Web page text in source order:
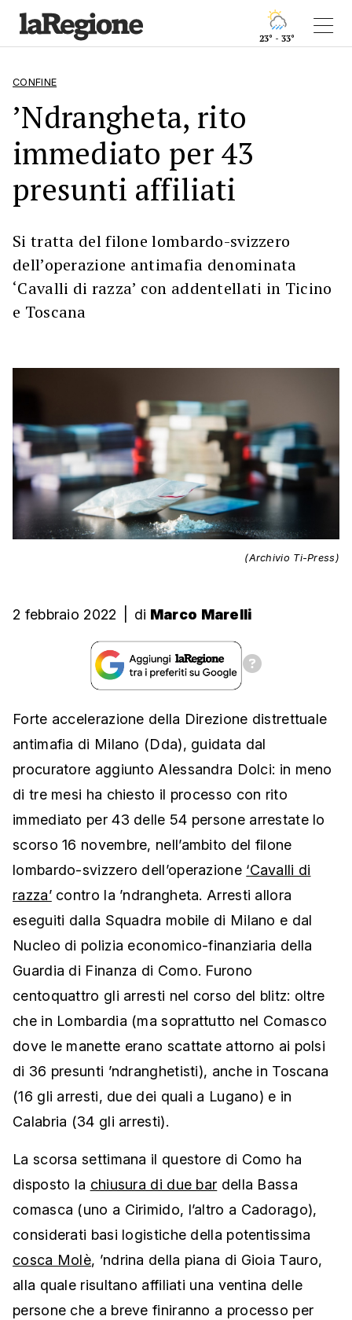
23° - 33°
CONFINE
’Ndrangheta, rito
immediato per 43
presunti affiliati
Si tratta del filone lombardo-svizzero
dell’operazione antimafia denominata
‘Cavalli di razza’ con addentellati in Ticino
e Toscana
(Archivio Ti-Press)
2 febbraio 2022 di Marco Marelli
Forte accelerazione della Direzione distrettuale
antimafia di Milano (Dda), guidata dal
procuratore aggiunto Alessandra Dolci: in meno
di tre mesi ha chiesto il processo con rito
immediato per 43 delle 54 persone arrestate lo
scorso 16 novembre, nell’ambito del filone
lombardo-svizzero dell’operazione ‘Cavalli di
razza’contro la ’ndrangheta. Arresti allora
eseguiti dalla Squadra mobile di Milano e dal
Nucleo di polizia economico-finanziaria della
Guardia di Finanza di Como. Furono
centoquattro gli arresti nel corso del blitz: oltre
che in Lombardia (ma soprattutto nel Comasco
dove le manette erano scattate attorno ai polsi
di 36 presunti ’ndranghetisti), anche in Toscana
(16 gli arresti, due dei quali a Lugano) e in
Calabria (34 gli arresti).
La scorsa settimana il questore di Como ha
disposto la chiusura di due bar della Bassa
comasca (uno a Cirimido, l’altro a Cadorago),
considerati basi logistiche della potentissima
cosca Molè, ’ndrina della piana di Gioia Tauro,
alla quale risultano affiliati una ventina delle
persone che a breve finiranno a processo per